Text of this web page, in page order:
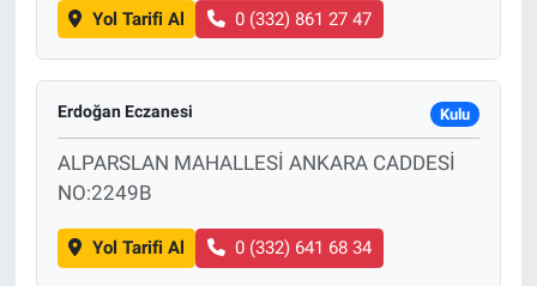
Yol Tarifi Al 0 (332) 861 27 47
Erdoğan Eczanesi Kulu
ALPARSLAN MAHALLESİ ANKARA CADDESİ
NO:2249B
Yol Tarifi Al 0 (332) 641 68 34